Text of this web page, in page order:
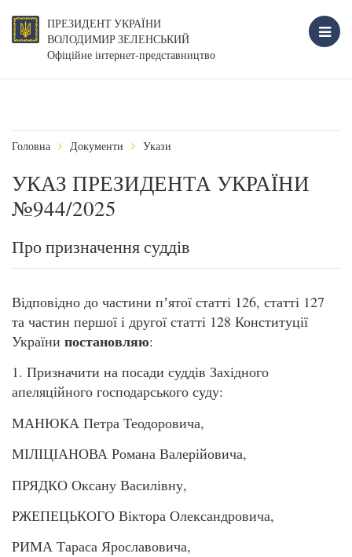
ПРЕЗИДЕНТ УКРАЇНИ
ВОЛОДИМИР ЗЕЛЕНСЬКИЙ
Офіційне інтернет-представництво
Головна Документи Укази
УКАЗ ПРЕЗИДЕНТА УКРАЇНИ
№944/2025
Про призначення суддів
Відповідно до частини пʼятої статті 126, статті 127
та частин першої і другої статті 128 Конституції
України постановляю:
1. Призначити на посади суддів Західного
апеляційного господарського суду:
МАНЮКА Петра Теодоровича,
МІЛІЦІАНОВА Романа Валерійовича,
ПРЯДКО Оксану Василівну,
РЖЕПЕЦЬКОГО Віктора Олександровича,
РИМА Тараса Ярославовича,